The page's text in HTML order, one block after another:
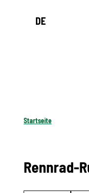
DE
Startseite
Rennrad-